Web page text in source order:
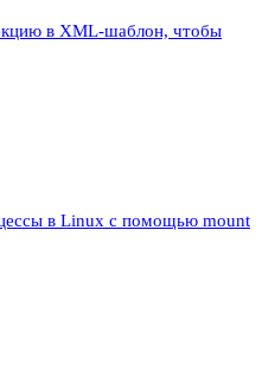
в XML-шаблон, чтобы
в Linux c помощью mount